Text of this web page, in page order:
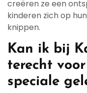
creëren ze een
kinderen zich op
knippen.
Kan ik bij
terecht
speciale